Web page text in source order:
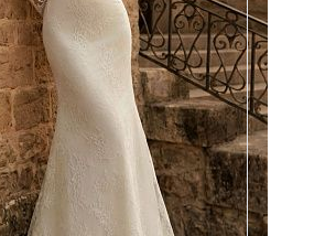
42, 44, 46, 48, 50, 52, 54, 56,
58
Айвори
Рыбка